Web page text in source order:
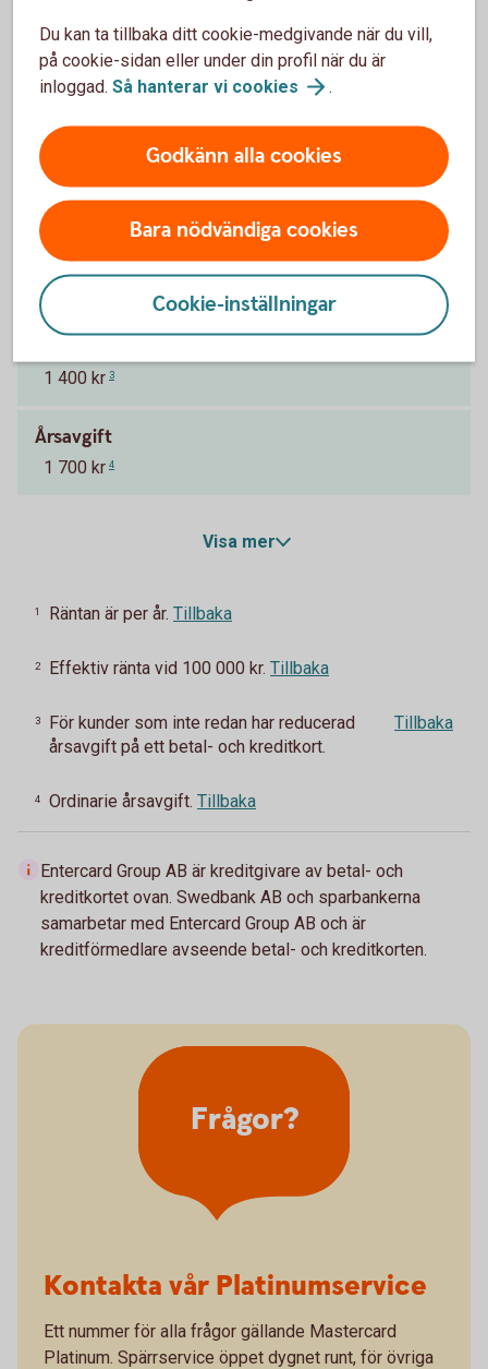
Pris för Betal- och kreditkort Mastercard
Ränta
13,05 % (2025-10-01)
Effektiv ränta
14,62 %
1 400 kr 3
Årsavgift
1 700 kr 4
Visa mer
1 Räntan är per år. Tillbaka
2 Effektiv ränta vid 100 000 kr. Tillbaka
3
För kunder som inte redan har reducerad
årsavgift på ett betal- och kreditkort.
Tillbaka
4 Ordinarie årsavgift. Tillbaka
Entercard Group AB är kreditgivare av betal- och
kreditkortet ovan. Swedbank AB och sparbankerna
samarbetar med Entercard Group AB och är
kreditförmedlare avseende betal- och kreditkorten.
Frågor?
Kontakta vår Platinumservice
Ett nummer för alla frågor gällande Mastercard
Platinum. Spärrservice öppet dygnet runt, för övriga
Du kan ta tillbaka ditt cookie-medgivande när du vill,
på cookie-sidan eller under din profil när du är
inloggad. Så hanterar vi cookies .
Godkänn alla cookies
Bara nödvändiga cookies
Cookie-inställningar